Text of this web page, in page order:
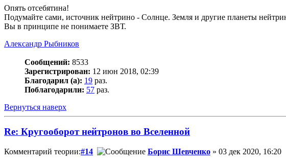
Опять отсебятина!
Подумайте сами, источник нейтрино - Солнце. Земля и другие планеты
Вы в принципе не понимаете ЗВТ.
Александр Рыбников
Сообщений: 8533
Зарегистрирован: 12 июн 2018, 02:39
Благодарил (а): 19 раз.
Поблагодарили: 57 раз.
Вернуться наверх
Re: Кругооборот нейтронов во Вселенной
Комментарий теории:#14 Борис Шевченко » 03 дек 2020, 16:20